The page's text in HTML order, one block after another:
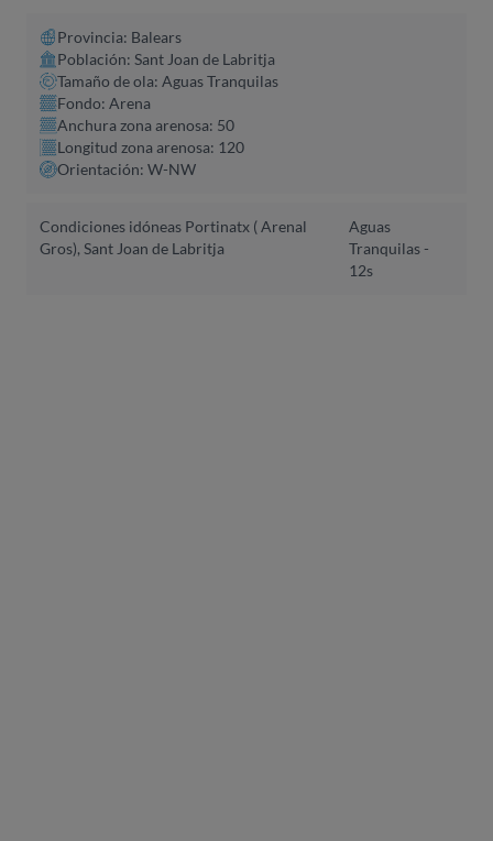
Provincia: Balears
Población: Sant Joan de Labritja
Tamaño de ola: Aguas Tranquilas
Fondo: Arena
Anchura zona arenosa: 50
Longitud zona arenosa: 120
Orientación: W-NW
Condiciones idóneas Portinatx ( Arenal
Gros), Sant Joan de Labritja
Aguas
Tranquilas -
12s